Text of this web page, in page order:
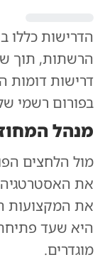
הדרישות כללו
הרשתות, תוך
דרישות דומות
בפורום רשמי
מנהל
מול הלחצים
את האסטרטגיה
את המקצועות
היא שעד
מוגדרים.